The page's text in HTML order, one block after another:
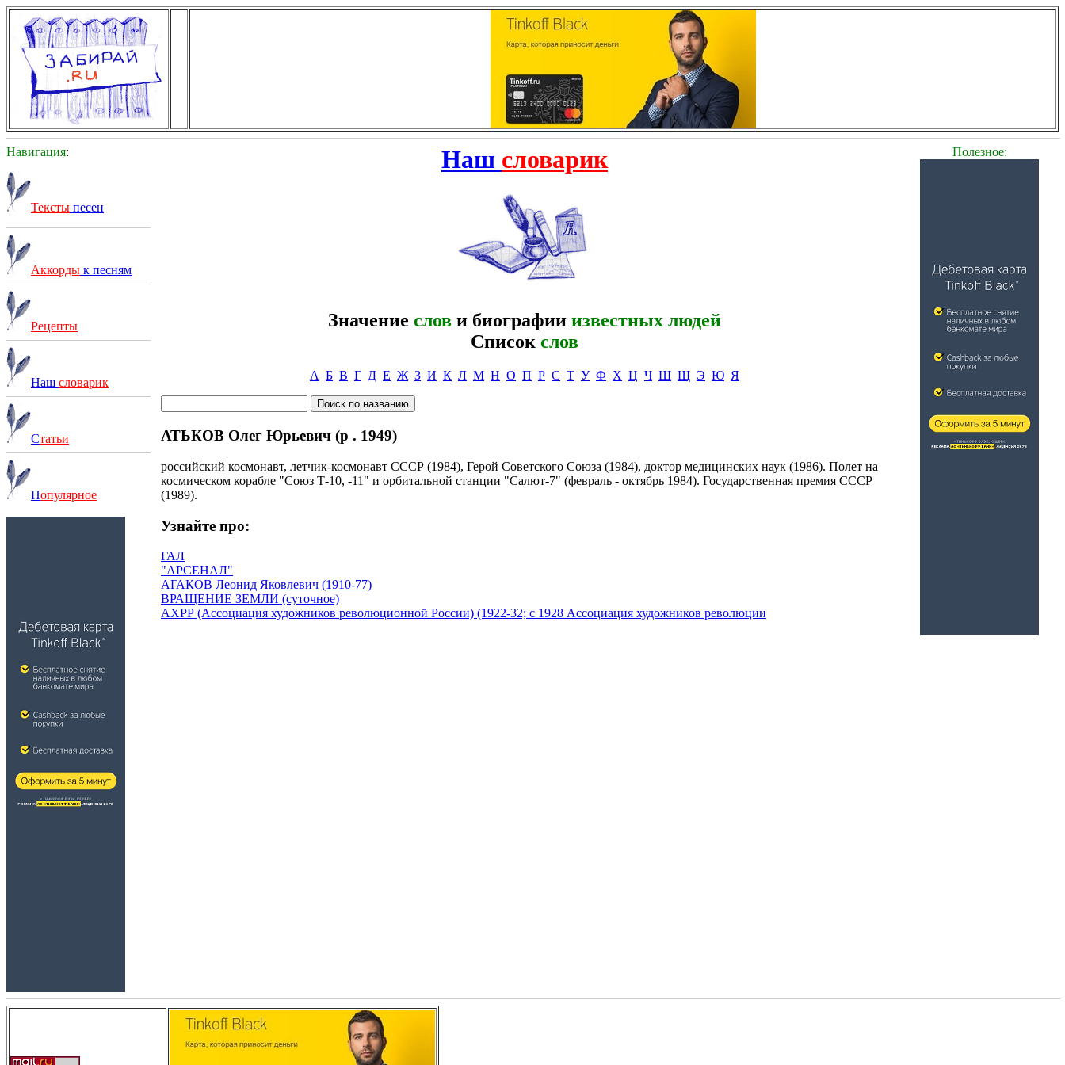
Навигация:
Тексты песен
Аккорды к песням
Рецепты
Наш словарик
Статьи
Популярное
Наш словарик
Значение слов и биографии известных людей
Список слов
А Б В Г Д Е Ж З И К Л М Н О П Р С Т У Ф Х Ц Ч Ш Щ Э Ю Я
АТЬКОВ Олег Юрьевич (р . 1949)
российский космонавт, летчик-космонавт СССР (1984), Герой Советского Союза (1984), доктор медицинских наук (1986). Полет на
космическом корабле "Союз Т-10, -11" и орбитальной станции "Салют-7" (февраль - октябрь 1984). Государственная премия СССР
(1989).
Узнайте про:
ГАЛ
"АРСЕНАЛ"
АГАКОВ Леонид Яковлевич (1910-77)
ВРАЩЕНИЕ ЗЕМЛИ (суточное)
АХРР (Ассоциация художников революционной России) (1922-32; с 1928 Ассоциация художников революции
Полезное: